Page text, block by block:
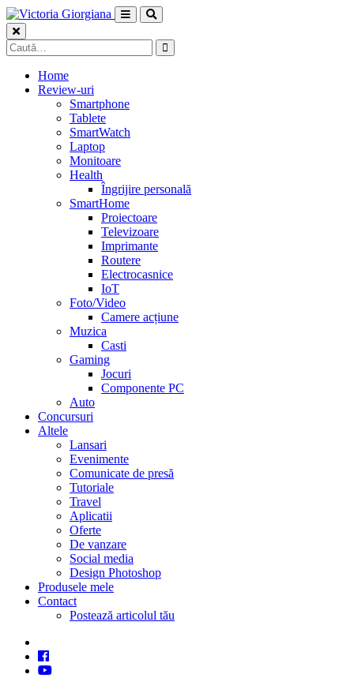
Skip
to
content
Caută
după:
Home
Review-uri
Smartphone
Tablete
SmartWatch
Laptop
Monitoare
Health
Îngrijire personală
SmartHome
Proiectoare
Televizoare
Imprimante
Routere
Electrocasnice
IoT
Foto/Video
Camere acțiune
Muzica
Casti
Gaming
Jocuri
Componente PC
Auto
Concursuri
Altele
Lansari
Evenimente
Comunicate de presă
Tutoriale
Travel
Aplicatii
Oferte
De vanzare
Social media
Design Photoshop
Produsele mele
Contact
Postează articolul tău